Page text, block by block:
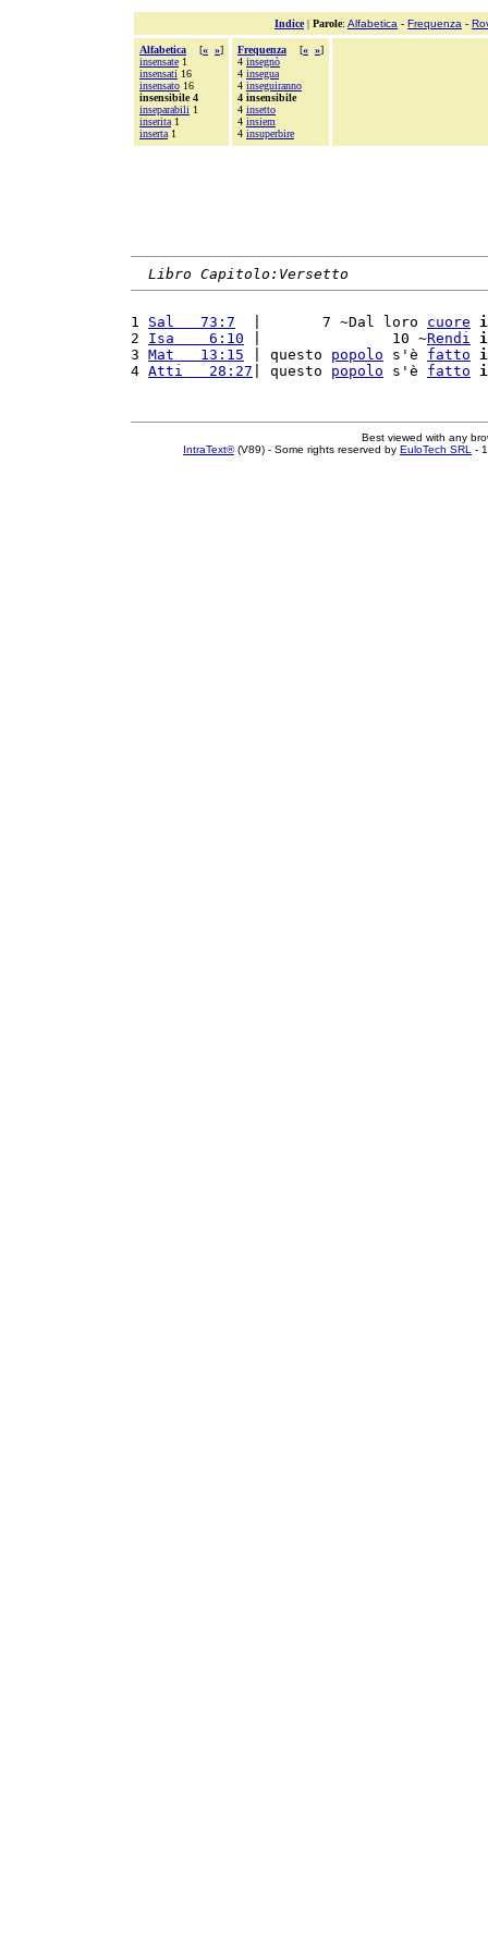
Indice| Parole: Alfabetica - Frequenza -
Alfabetica [« »]
insensate 1
insensati 16
insensato 16
insensibile 4
inseparabili 1
inserita 1
inserta 1
Frequenza [« »]
4 insegnò
4 insegua
4 inseguiranno
4 insensibile
4 insetto
4 insiem
4 insuperbire
Libro Capitolo:Versetto
1 Sal   73:7
  |       7 ~Dal loro
cuore
2 Isa    6:10 |               10 ~Rendi
3 Mat   13:15 | questo popolo s'è fatto
4 Atti   28:27 | questo popolo s'è fatto
Best viewed with any
IntraText®(V89) - Some rights reserved by EuloTech SRL -